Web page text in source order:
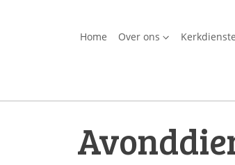
Home Over ons